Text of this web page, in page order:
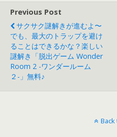
er
d
s
Previous Post
サクサク謎解きが進むよ〜
でも、最大のトラップを避け
ることはできるかな？楽しい
謎解き「脱出ゲーム Wonder
Room 2 -ワンダールーム
２-」無料♪